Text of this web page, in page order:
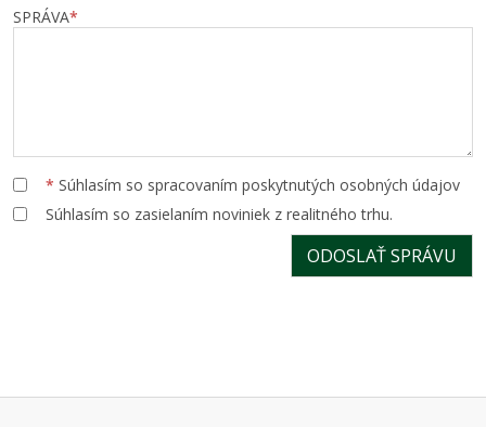
SPRÁVA*
* Súhlasím so spracovaním poskytnutých osobných údajov
Súhlasím so zasielaním noviniek z realitného trhu.